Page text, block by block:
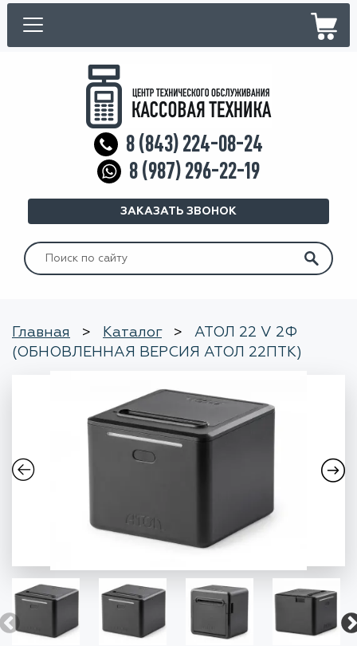
8 (843) 224-08-24
8 (987) 296-22-19
ЗАКАЗАТЬ ЗВОНОК
Искать:
Главная > Каталог >
АТОЛ 22 V 2Ф
(ОБНОВЛЕННАЯ ВЕРСИЯ АТОЛ 22ПТК)